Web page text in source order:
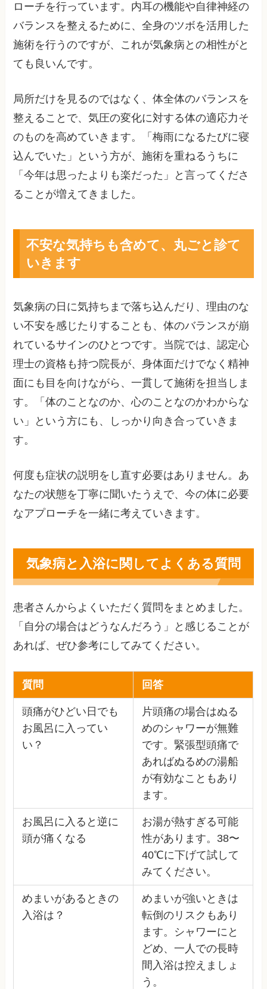
ローチを行っています。内耳の機能や自律神経の
バランスを整えるために、全身のツボを活用した
施術を行うのですが、これが気象病との相性がと
ても良いんです。
局所だけを見るのではなく、体全体のバランスを
整えることで、気圧の変化に対する体の適応力そ
のものを高めていきます。「梅雨になるたびに寝
込んでいた」という方が、施術を重ねるうちに
「今年は思ったよりも楽だった」と言ってくださ
ることが増えてきました。
不安な気持ちも含めて、丸ごと診て
いきます
気象病の日に気持ちまで落ち込んだり、理由のな
い不安を感じたりすることも、体のバランスが崩
れているサインのひとつです。当院では、認定心
理士の資格も持つ院長が、身体面だけでなく精神
面にも目を向けながら、一貫して施術を担当しま
す。「体のことなのか、心のことなのかわからな
い」という方にも、しっかり向き合っていきま
す。
何度も症状の説明をし直す必要はありません。あ
なたの状態を丁寧に聞いたうえで、今の体に必要
なアプローチを一緒に考えていきます。
気象病と入浴に関してよくある質問
患者さんからよくいただく質問をまとめました。
「自分の場合はどうなんだろう」と感じることが
あれば、ぜひ参考にしてみてください。
質問 回答
頭痛がひどい日でも
お風呂に入ってい
い？
片頭痛の場合はぬる
めのシャワーが無難
です。緊張型頭痛で
あればぬるめの湯船
が有効なこともあり
ます。
お風呂に入ると逆に
頭が痛くなる
お湯が熱すぎる可能
性があります。38〜
40℃に下げて試して
みてください。
めまいがあるときの
入浴は？
めまいが強いときは
転倒のリスクもあり
ます。シャワーにと
どめ、一人での長時
間入浴は控えましょ
う。